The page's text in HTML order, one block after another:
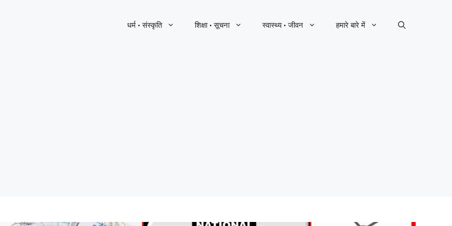
धर्म · संस्कृति शिक्षा · सूचना स्वास्थ्य · जीवन हमारे बारे में